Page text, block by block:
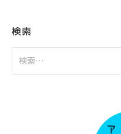
ブ
検索
索: